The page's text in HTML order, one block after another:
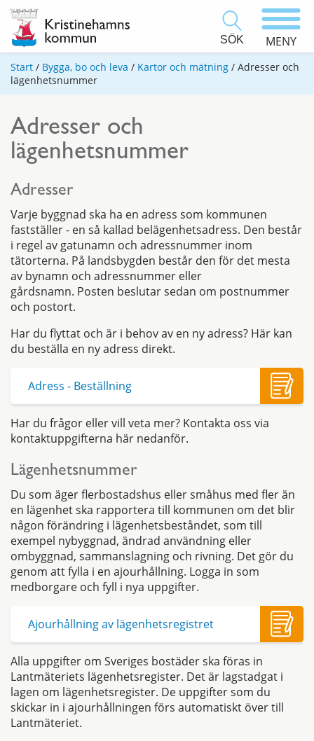
SÖK MENY
Start / Bygga, bo och leva / Kartor och mätning / Adresser och
lägenhetsnummer
Adresser och
lägenhetsnummer
Adresser
Varje byggnad ska ha en adress som kommunen
fastställer - en så kallad belägenhetsadress. Den består
i regel av gatunamn och adressnummer inom
tätorterna. På landsbygden består den för det mesta
av bynamn och adressnummer eller
gårdsnamn. Posten beslutar sedan om postnummer
och postort.
Har du flyttat och är i behov av en ny adress? Här kan
du beställa en ny adress direkt.
Adress - Beställning
Har du frågor eller vill veta mer? Kontakta oss via
kontaktuppgifterna här nedanför.
Lägenhetsnummer
Du som äger flerbostadshus eller småhus med fler än
en lägenhet ska rapportera till kommunen om det blir
någon förändring i lägenhetsbeståndet, som till
exempel nybyggnad, ändrad användning eller
ombyggnad, sammanslagning och rivning. Det gör du
genom att fylla i en ajourhållning. Logga in som
medborgare och fyll i nya uppgifter.
Ajourhållning av lägenhetsregistret
Alla uppgifter om Sveriges bostäder ska föras in
Lantmäteriets lägenhetsregister. Det är lagstadgat i
lagen om lägenhetsregister. De uppgifter som du
skickar in i ajourhållningen förs automatiskt över till
Lantmäteriet.